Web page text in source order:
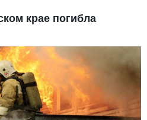
крае погибла